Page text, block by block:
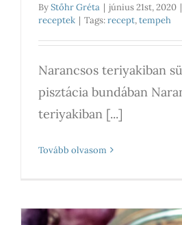
ByStőhr Gréta | június 21st, 2020 |
receptek | Tags:recept,tempeh
Narancsos teriyakiban
pisztácia bundában
teriyakiban [...]
Tovább olvasom